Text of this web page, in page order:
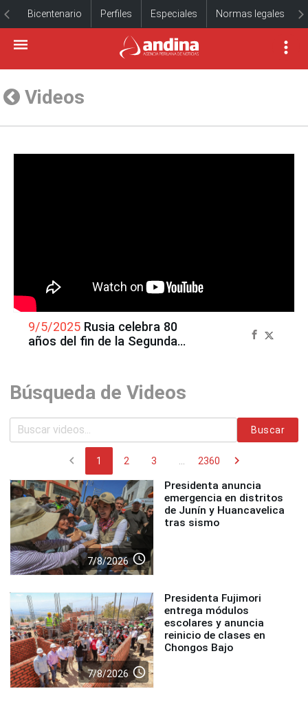
Bicentenario Perfiles Especiales Normas legales
Videos
9/5/2025 Rusia celebra 80
años del fin de la Segunda
Búsqueda de Videos
Buscar
chevron_left 1 2 3 2360 chevron_right
7/8/2026 access_time
Presidenta anuncia
emergencia en distritos
de Junín y Huancavelica
tras sismo
7/8/2026 access_time
Presidenta Fujimori
entrega módulos
escolares y anuncia
reinicio de clases en
Chongos Bajo